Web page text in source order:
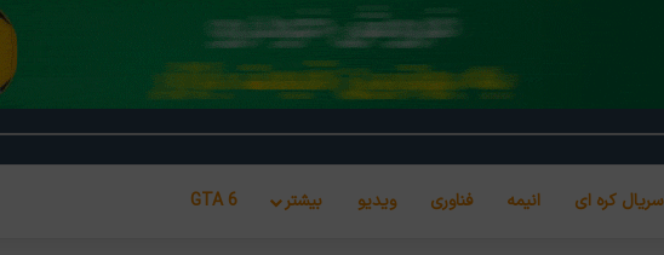
سریال کره ای انیمه فناوری ویدیو بیشتر GTA 6